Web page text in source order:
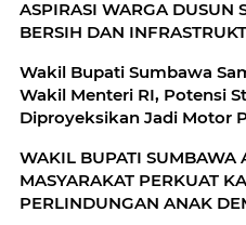
ASPIRASI WARGA DUSUN
BERSIH DAN
Wakil Bupati Sumbawa
Wakil Menteri RI, Potensi
Diproyeksikan Jadi Motor
WAKIL BUPATI SUMBAWA
MASYARAKAT PERKUAT
PERLINDUNGAN ANAK